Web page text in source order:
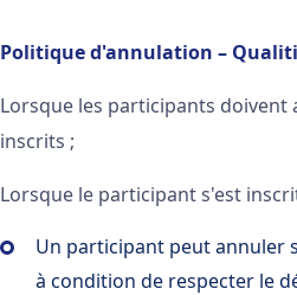
Politique d'annulation –
Lorsque les participants
inscrits ;
Lorsque le participant s'est
Un participant peut annuler
à condition de respecter le